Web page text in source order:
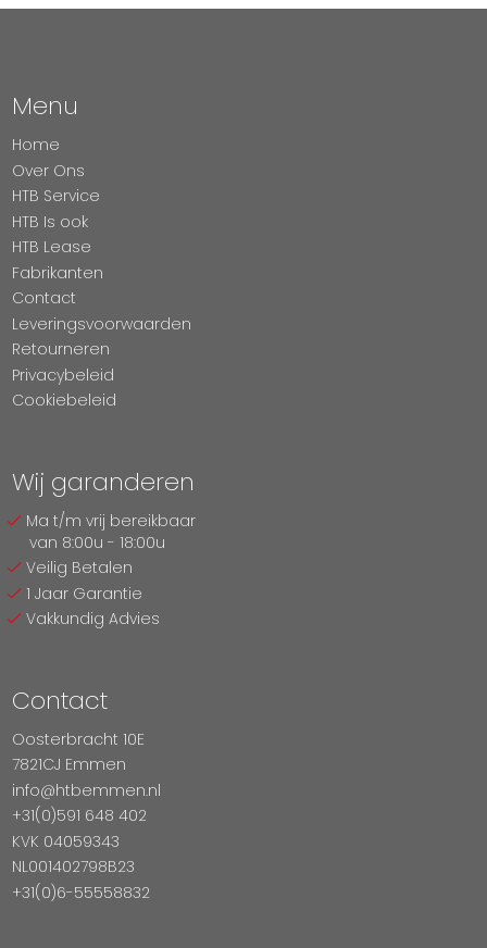
Menu
Home
Over Ons
HTB Service
HTB Is ook
HTB Lease
Fabrikanten
Contact
Leveringsvoorwaarden
Retourneren
Privacybeleid
Cookiebeleid
Wij garanderen
Ma t/m vrij bereikbaar
van 8:00u - 18:00u
Veilig Betalen
1 Jaar Garantie
Vakkundig Advies
Contact
Oosterbracht 10E
7821CJ Emmen
info@htbemmen.nl
+31(0)591 648 402
KVK 04059343
NL001402798B23
+31(0)6-55558832